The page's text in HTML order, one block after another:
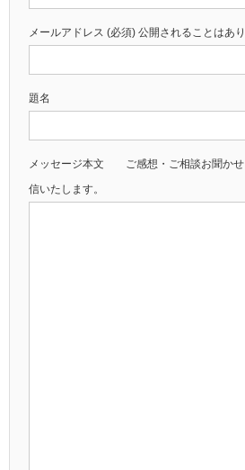
メールアドレス (必須) 公開されることはあり
題名
メッセージ本文 ご感想・ご相談お聞かせ
信いたします。